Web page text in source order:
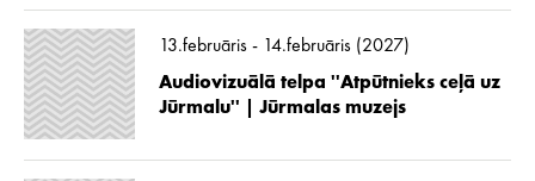
13.februāris - 14.februāris (2027)
Audiovizuālā telpa ''Atpūtnieks ceļā uz
Jūrmalu'' | Jūrmalas muzejs